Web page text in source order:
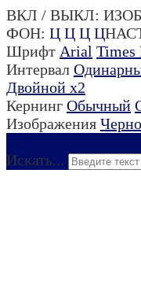
ВКЛ / ВЫКЛ:
ФОН: Ц Ц Ц Ц
Шрифт Arial Times
Интервал
Двойной х2
Кернинг Обычный
Изображения
Искать...